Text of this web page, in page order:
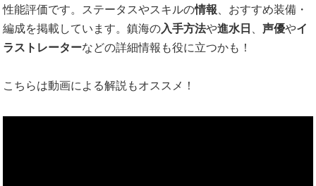
性能評価です。ステータスやスキルの情報 、おすすめ装備・
編成を掲載しています。鎮海の入手方法や進水日 声優やイ
ラストレーターなどの詳細情報も役に立つかも！
こちらは動画による解説もオススメ！